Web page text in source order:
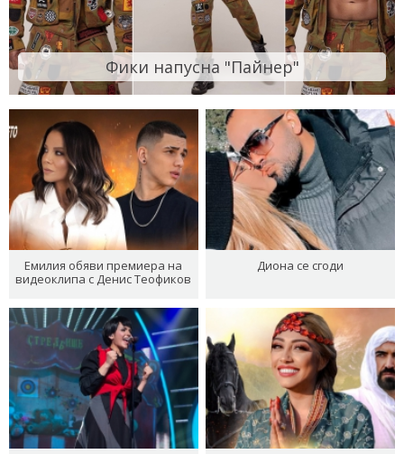
Фики напусна "Пайнер"
Емилия обяви премиера на
видеоклипа с Денис Теофиков
Диона се сгоди